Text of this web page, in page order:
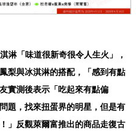
淋「味道很新奇很令人生火」，
梨與冰淇淋的搭配，「感到有點
實測後表示「吃起來有點偏
題，找來扭蛋界的明星，但是有
」反觀萊爾富推出的商品走復古